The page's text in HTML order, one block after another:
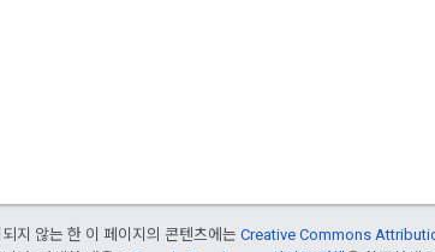
지 않는 한 이 페이지의 콘텐츠에는 Creative Commons